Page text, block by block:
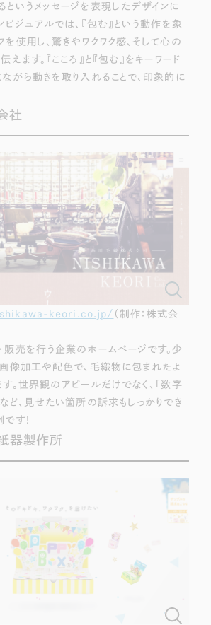
というメッセージを表現したデザインに
ビジュアルでは、『包む』という動作を象
使用し、驚きやワクワク感、そして心の
えます。『こころ』と『包む』をキーワード
がら動きを取り入れることで、印象的に
社
keori.co.jp/ （制作：株式会
販売を行う企業のホームページです。少
画像加工や配色で、毛織物に包まれたよ
。世界観のアピールだけでなく、「数字
ど、見せたい箇所の訴求もしっかりでき
す！
器製作所